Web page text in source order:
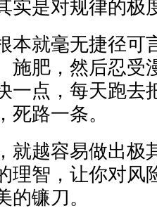
实是对规律的极
本就毫无捷径可
施肥，然后忍受
一点，每天跑去
死路一条。
就越容易做出极
理智，让你对风
的镰刀。